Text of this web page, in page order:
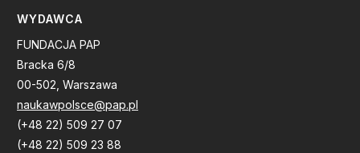
WYDAWCA
FUNDACJA PAP
Bracka 6/8
00-502, Warszawa
naukawpolsce@pap.pl
(+48 22) 509 27 07
(+48 22) 509 23 88